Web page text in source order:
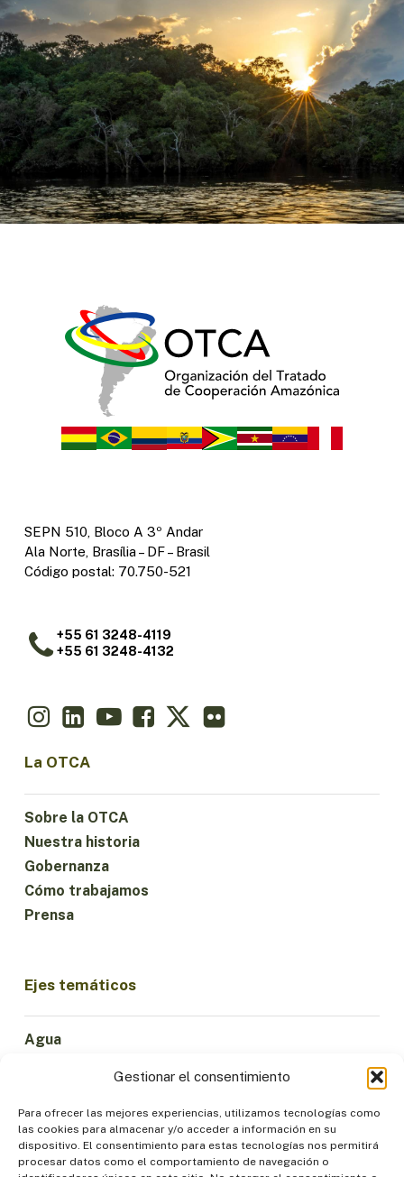
Gestionar el consentimiento
Para ofrecer las mejores experiencias, utilizamos tecnologías como
las cookies para almacenar y/o acceder a información en su
dispositivo. El consentimiento para estas tecnologías nos permitirá
procesar datos como el comportamiento de navegación o
SEPN 510, Bloco A 3º Andar
Ala Norte, Brasília – DF – Brasil
Código postal: 70.750-521
+55 61 3248-4119
+55 61 3248-4132
La OTCA
Sobre la OTCA
Nuestra historia
Gobernanza
Cómo trabajamos
Prensa
Ejes temáticos
Agua
Economía Sostenible
Bosques y Biodiversidad
Institucionalidad